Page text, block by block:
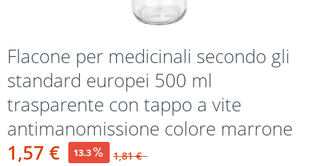
Flacone per medicinali secondo gli
standard europei 500 ml
trasparente con tappo a vite
antimanomissione colore marrone
1,57 €
13.3
1,81 €